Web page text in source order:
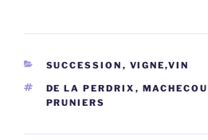
CATÉGORIES
SUCCESSION , VIGNE,VIN
ÉTIQUETTES
DE LA PERDRIX ,
PRUNIERS